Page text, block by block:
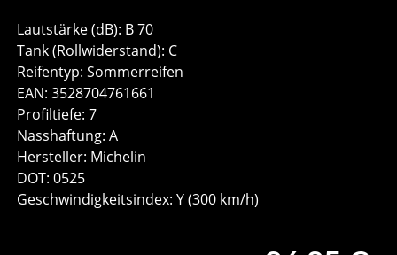
Lautstärke (dB): B 70
Tank (Rollwiderstand): C
Reifentyp: Sommerreifen
EAN: 3528704761661
Profiltiefe: 7
Nasshaftung: A
Hersteller: Michelin
DOT: 0525
Geschwindigkeits­index: Y (300 km/h)